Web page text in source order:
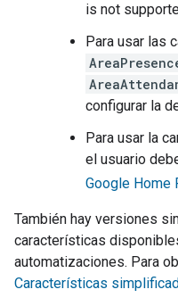
is not
Para usar las
configurar la
Para usar la
el usuario
Google Home
También hay versiones
características
automatizaciones. Para
Características